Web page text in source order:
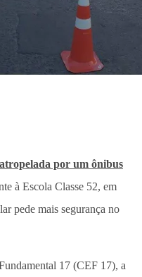
por um ônibus
à Escola Classe 52, em
pede mais segurança no
17 (CEF 17), a